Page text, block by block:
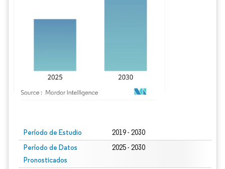
Período de Estudio 2019 - 2030
Período de Datos
Pronosticados
2025 - 2030